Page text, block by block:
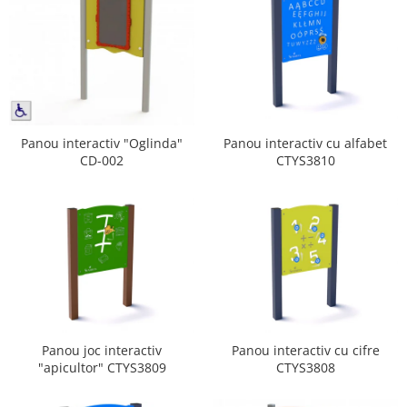
Panou interactiv "Oglinda"
CD-002
Panou interactiv cu alfabet
CTYS3810
Panou joc interactiv
"apicultor" CTYS3809
Panou interactiv cu cifre
CTYS3808